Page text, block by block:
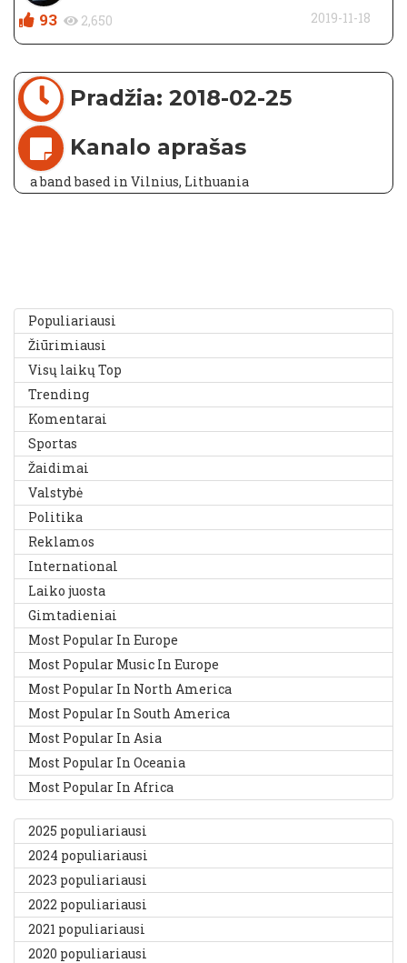
93 2,650 2019-11-18
Pradžia: 2018-02-25
Kanalo aprašas
a band based in Vilnius, Lithuania
Populiariausi
Žiūrimiausi
Visų laikų Top
Trending
Komentarai
Sportas
Žaidimai
Valstybė
Politika
Reklamos
International
Laiko juosta
Gimtadieniai
Most Popular In Europe
Most Popular Music In Europe
Most Popular In North America
Most Popular In South America
Most Popular In Asia
Most Popular In Oceania
Most Popular In Africa
2025 populiariausi
2024 populiariausi
2023 populiariausi
2022 populiariausi
2021 populiariausi
2020 populiariausi